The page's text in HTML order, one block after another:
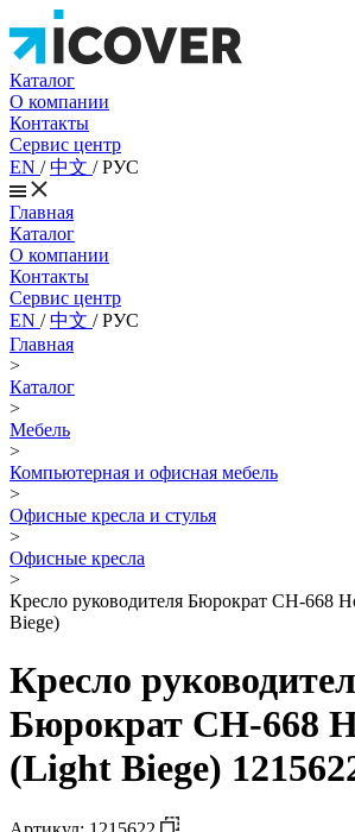
Каталог
О компании
Контакты
Сервис центр
EN /中文 /РУС
Главная
Каталог
О компании
Контакты
Сервис центр
EN /中文 /РУС
Главная
>
Каталог
>
Мебель
>
Компьютерная и офисная мебель
>
Офисные кресла и стулья
>
Офисные кресла
>
Кресло руководителя Бюрократ CH-668
Biege)
Кресло
Бюрократ CH-668
(Light Biege)